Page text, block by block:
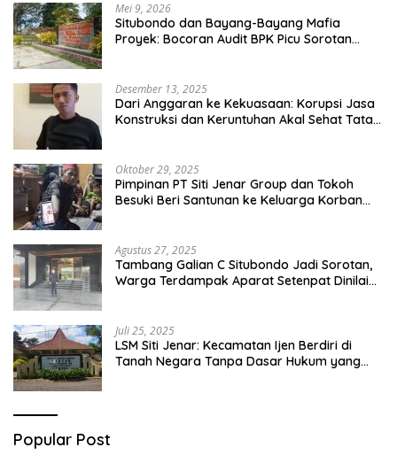
Mei 9, 2026
Situbondo dan Bayang-Bayang Mafia
Proyek: Bocoran Audit BPK Picu Sorotan
Desember 13, 2025
Dari Anggaran ke Kekuasaan: Korupsi Jasa
Konstruksi dan Keruntuhan Akal Sehat Tata
Oktober 29, 2025
Pimpinan PT Siti Jenar Group dan Tokoh
Besuki Beri Santunan ke Keluarga Korban
Agustus 27, 2025
Tambang Galian C Situbondo Jadi Sorotan,
Warga Terdampak Aparat Setenpat Dinilai
Juli 25, 2025
LSM Siti Jenar: Kecamatan Ijen Berdiri di
Tanah Negara Tanpa Dasar Hukum yang
Popular Post